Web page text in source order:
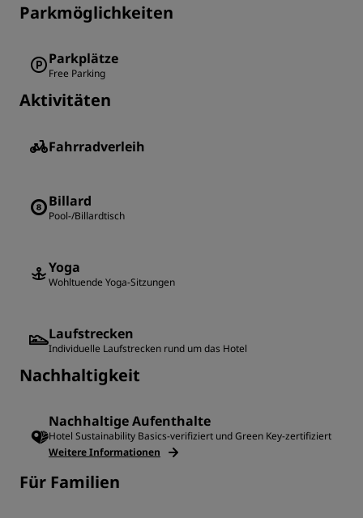
Parkmöglichkeiten
Parkplätze
Free Parking
Aktivitäten
Fahrradverleih
Billard
Pool-/Billardtisch
Yoga
Wohltuende Yoga-Sitzungen
Laufstrecken
Individuelle Laufstrecken rund um das Hotel
Nachhaltigkeit
Nachhaltige Aufenthalte
Hotel Sustainability Basics-verifiziert und Green Key-zertifiziert
Weitere Informationen
Für Familien